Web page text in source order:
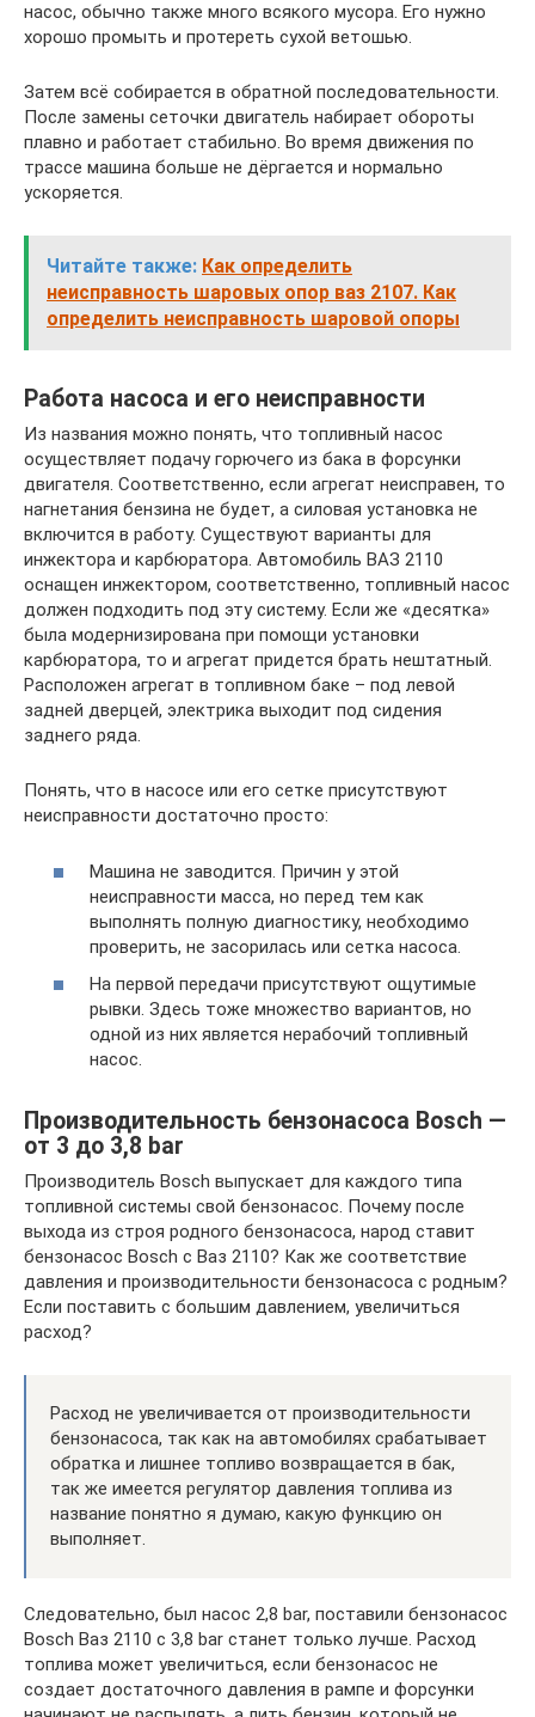
насос, обычно также много всякого мусора. Его нужно
хорошо промыть и протереть сухой ветошью.
Затем всё собирается в обратной последовательности.
После замены сеточки двигатель набирает обороты
плавно и работает стабильно. Во время движения по
трассе машина больше не дёргается и нормально
ускоряется.
Читайте также: Как определить
неисправность шаровых опор ваз 2107. Как
определить неисправность шаровой опоры
Работа насоса и его неисправности
Из названия можно понять, что топливный насос
осуществляет подачу горючего из бака в форсунки
двигателя. Соответственно, если агрегат неисправен, то
нагнетания бензина не будет, а силовая установка не
включится в работу. Существуют варианты для
инжектора и карбюратора. Автомобиль ВАЗ 2110
оснащен инжектором, соответственно, топливный насос
должен подходить под эту систему. Если же «десятка»
была модернизирована при помощи установки
карбюратора, то и агрегат придется брать нештатный.
Расположен агрегат в топливном баке – под левой
задней дверцей, электрика выходит под сидения
заднего ряда.
Понять, что в насосе или его сетке присутствуют
неисправности достаточно просто:
Машина не заводится. Причин у этой
неисправности масса, но перед тем как
выполнять полную диагностику, необходимо
проверить, не засорилась или сетка насоса.
На первой передачи присутствуют ощутимые
рывки. Здесь тоже множество вариантов, но
одной из них является нерабочий топливный
насос.
Производительность бензонасоса Bosch —
от 3 до 3,8 bar
Производитель Bosch выпускает для каждого типа
топливной системы свой бензонасос. Почему после
выхода из строя родного бензонасоса, народ ставит
бензонасос Bosch с Ваз 2110? Как же соответствие
давления и производительности бензонасоса с родным?
Если поставить с большим давлением, увеличиться
расход?
Расход не увеличивается от производительности
бензонасоса, так как на автомобилях срабатывает
обратка и лишнее топливо возвращается в бак,
так же имеется регулятор давления топлива из
название понятно я думаю, какую функцию он
выполняет.
Следовательно, был насос 2,8 bar, поставили бензонасос
Bosch Ваз 2110 с 3,8 bar станет только лучше. Расход
топлива может увеличиться, если бензонасос не
создает достаточного давления в рампе и форсунки